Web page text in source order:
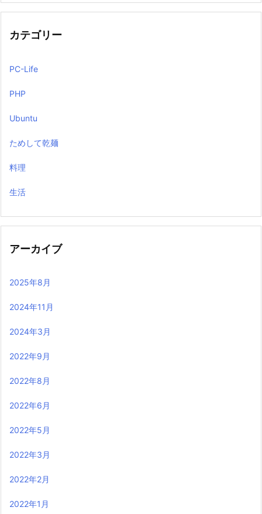
カテゴリー
PC-Life
PHP
Ubuntu
ためして乾麺
料理
生活
アーカイブ
2025年8月
2024年11月
2024年3月
2022年9月
2022年8月
2022年6月
2022年5月
2022年3月
2022年2月
2022年1月